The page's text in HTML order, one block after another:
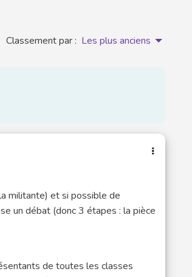
Classement par : Les plus anciens
militante) et si possible de
un débat (donc 3 étapes : la pièce
de toutes les classes